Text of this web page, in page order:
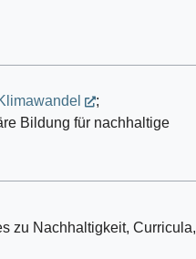
;
Bildung für nachhaltige
zu Nachhaltigkeit, Curricula,